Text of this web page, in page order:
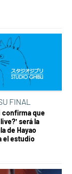
FINAL
confirma que
será la
de Hayao
el estudio